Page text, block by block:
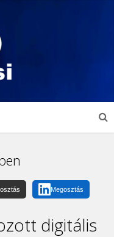
Megosztás
digitális